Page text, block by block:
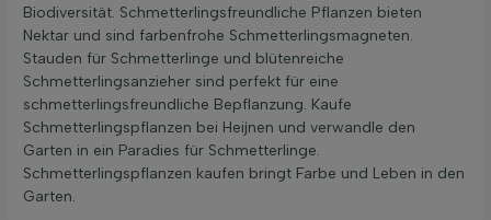
Biodiversität. Schmetterlingsfreundliche Pflanzen bieten
Nektar und sind farbenfrohe Schmetterlingsmagneten.
Stauden für Schmetterlinge und blütenreiche
Schmetterlingsanzieher sind perfekt für eine
schmetterlingsfreundliche Bepflanzung. Kaufe
Schmetterlingspflanzen bei Heijnen und verwandle den
Garten in ein Paradies für Schmetterlinge.
Schmetterlingspflanzen kaufen bringt Farbe und Leben in den
Garten.